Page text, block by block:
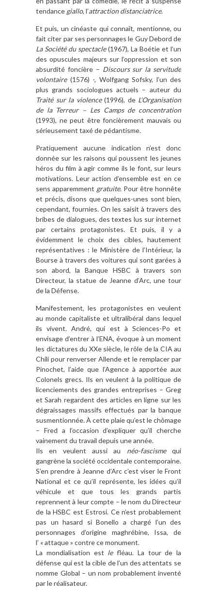
tendance giallo, l’attraction distanciatrice.
Et puis, un cinéaste qui connaît, mentionne, ou
fait citer par ses personnages le Guy Debord de
La Société du spectacle(1967), La Boétie et l’un
des opuscules majeurs sur l’oppression et son
absurdité foncière – Discours sur la servitude
volontaire(1576) -, Wolfgang Sofsky, l’un des
plus grands sociologues actuels – auteur du
Traité sur la violence(1996), de L’Organisation
de la Terreur – Les Camps de concentration
(1993), ne peut être foncièrement mauvais ou
sérieusement taxé de pédantisme.
Pratiquement aucune indication n’est donc
donnée sur les raisons qui poussent les jeunes
héros du film à agir comme ils le font, sur leurs
motivations. Leur action d’ensemble est en ce
sens apparemment gratuite. Pour être honnête
et précis, disons que quelques-unes sont bien,
cependant, fournies. On les saisit à travers des
bribes de dialogues, des textes lus sur internet
par certains protagonistes. Et puis, il y a
évidemment le choix des cibles, hautement
représentatives : le Ministère de l’Intérieur, la
Bourse à travers des voitures qui sont garées à
son abord, la Banque HSBC à travers son
Directeur, la statue de Jeanne d’Arc, une tour
de la Défense.
Manifestement, les protagonistes en veulent
au monde capitaliste et ultralibéral dans lequel
ils vivent. André, qui est à Sciences-Po et
envisage d’entrer à l’ENA, évoque à un moment
les dictatures du XXe siècle, le rôle de la CIA au
Chili pour renverser Allende et le remplacer par
Pinochet, l’aide que l’Agence à apportée aux
Colonels grecs. Ils en veulent à la politique de
licenciements des grandes entreprises – Greg
et Sarah regardent des articles en ligne sur les
dégraissages massifs effectués par la banque
susmentionnée. À cette plaie qu’est le chômage
– Fred a l’occasion d’expliquer qu’il cherche
vainement du travail depuis une année.
Ils en veulent aussi au néo-fascismequi
gangrène la société occidentale contemporaine.
S’en prendre à Jeanne d’Arc c’est viser le Front
National et ce qu’il représente, les idées qu’il
véhicule et que tous les grands partis
reprennent à leur compte – le nom du Directeur
de la HSBC est Estrosi. Ce n’est probablement
pas un hasard si Bonello a chargé l’un des
personnages d’origine maghrébine, Issa, de
l’ « attaque » contre ce monument.
La mondialisation est lefléau. La tour de la
défense qui est la cible de l’un des attentats se
nomme Global – un nom probablement inventé
par le réalisateur.